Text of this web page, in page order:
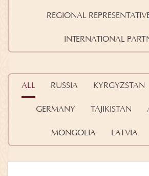
REGIONAL
INTERNATIONAL
ALL RUSSIA KYRGYZSTAN
GERMANY TAJIKISTAN
MONGOLIA LATVIA